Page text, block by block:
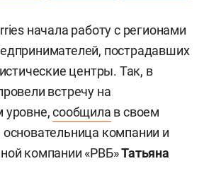
начала работу с регионами
пострадавших
центры. Так, в
встречу на
уровне,сообщила в своем
компании и
компании «РВБ»Татьяна